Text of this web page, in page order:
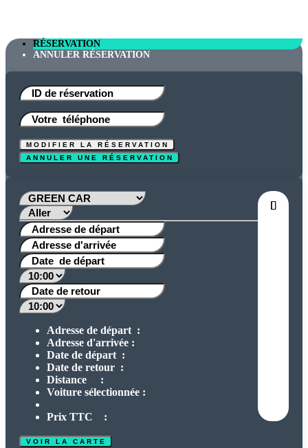
RÉSERVATION
ANNULER RÉSERVATION
Adresse de départ :
Adresse d'arrivée :
Date de départ :
Date de retour :
Distance :
Voiture sélectionnée :
Prix TTC :